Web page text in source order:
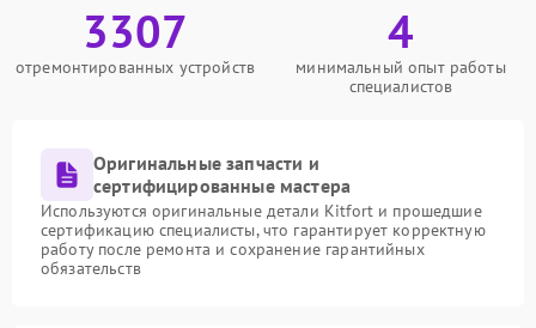
3307
отремонтированных устройств
4
минимальный опыт работы
специалистов
Оригинальные запчасти и
сертифицированные мастера
Используются оригинальные детали Kitfort и прошедшие
сертификацию специалисты, что гарантирует корректную
работу после ремонта и сохранение гарантийных
обязательств